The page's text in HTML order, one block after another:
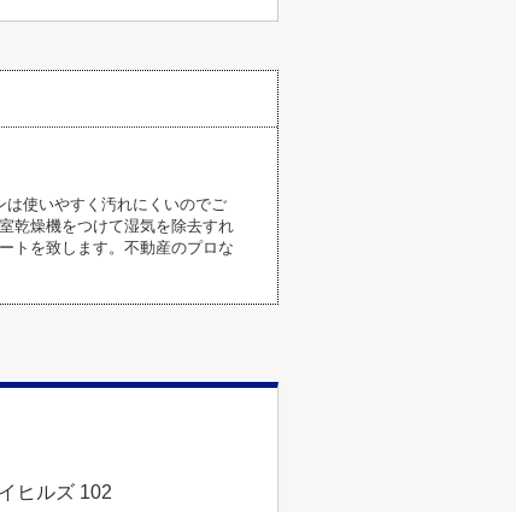
使いやすく汚れにくいのでご
乾燥機をつけて湿気を除去すれ
トを致します。不動産のプロな
ヒルズ 102